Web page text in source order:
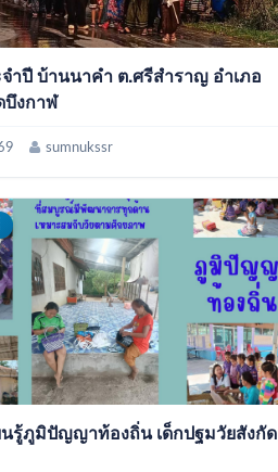
ญ อำเภอ
บึงกาฬ
sumnukssr
นรู้ภูมิปัญญาท้องถิ่น เด็กปฐมวัยสังกัด